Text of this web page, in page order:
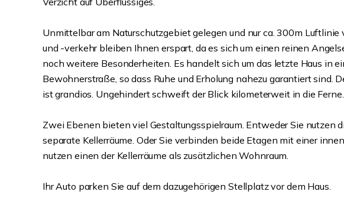
Unmittelbar am Naturschutzgebiet gelegen und nur ca. 300m Luftlinie
und -verkehr bleiben Ihnen erspart, da es sich um einen reinen
noch weitere Besonderheiten. Es handelt sich um das letzte Haus in
Bewohnerstraße, so dass Ruhe und Erholung nahezu garantiert sind.
ist grandios. Ungehindert schweift der Blick kilometerweit in die Ferne.
Zwei Ebenen bieten viel Gestaltungsspielraum. Entweder Sie nutzen
separate Kellerräume. Oder Sie verbinden beide Etagen mit einer
nutzen einen der Kellerräume als zusätzlichen Wohnraum.
Ihr Auto parken Sie auf dem dazugehörigen Stellplatz vor dem Haus.